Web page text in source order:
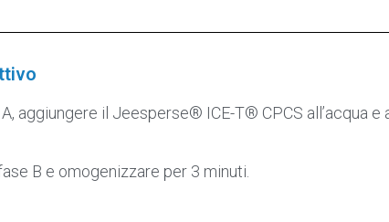
aggiungere il Jeesperse® ICE-T® CPCS all’acqua
B e omogenizzare per 3 minuti.